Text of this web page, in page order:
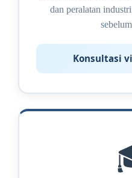
dan peralatan
Konsultasi